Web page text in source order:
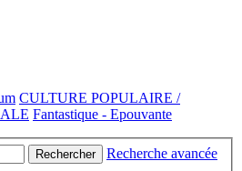
CULTURE POPULAIRE /
Fantastique - Epouvante
Rechercher Recherche avancée